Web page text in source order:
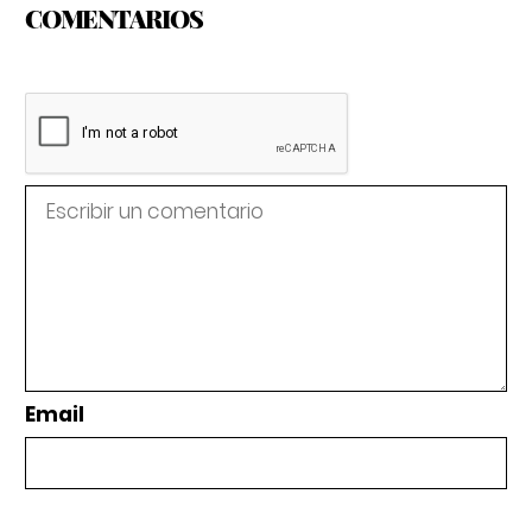
COMENTARIOS
Email